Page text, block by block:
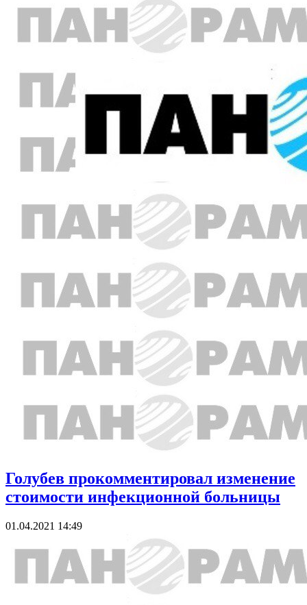
Голубев прокомментировал изменение
стоимости инфекционной больницы
01.04.2021 14:49